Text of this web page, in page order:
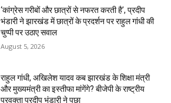
‘कांग्रेस गरीबों और छात्रों से नफरत करती है’, प्रदीप
भंडारी ने झारखंड में छात्रों के प्रदर्शन पर राहुल गांधी की
चुप्पी पर उठाए सवाल
August 5, 2026
राहुल गांधी, अखिलेश यादव कब झारखंड के शिक्षा मंत्री
और मुख्यमंत्री का इस्तीफा मांगेंगे? बीजेपी के राष्ट्रीय
प्रवक्ता प्रदीप भंडारी ने पूछा